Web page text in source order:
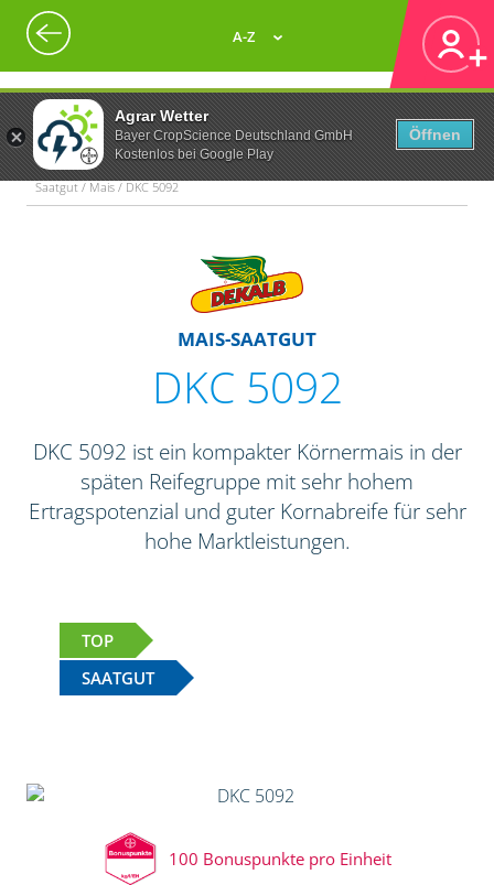
Agrar Wetter
Bayer CropScience Deutschland GmbH
Kostenlos bei Google Play
Öffnen
A-Z
Saatgut / Mais / DKC 5092
MAIS-SAATGUT
DKC 5092
DKC 5092 ist ein kompakter Körnermais in der
späten Reifegruppe mit sehr hohem
Ertragspotenzial und guter Kornabreife für sehr
hohe Marktleistungen.
TOP
SAATGUT
100 Bonuspunkte pro Einheit